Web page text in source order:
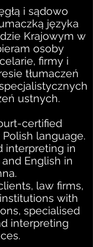
i sądowo
języka
Krajowym w
osoby
firmy i
tłumaczeń
ustnych.
certified
language.
interpreting in
English in
law firms,
with
specialised
interpreting